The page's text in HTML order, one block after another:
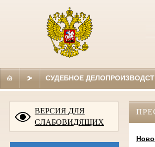
СУДЕБНОЕ
ВЕРСИЯ ДЛЯ
СЛАБОВИДЯЩИХ